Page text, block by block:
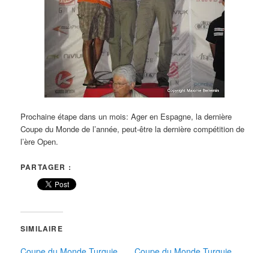
Prochaine étape dans un mois: Ager en Espagne, la dernière
Coupe du Monde de l’année, peut-être la dernière compétition de
l’ère Open.
PARTAGER :
SIMILAIRE